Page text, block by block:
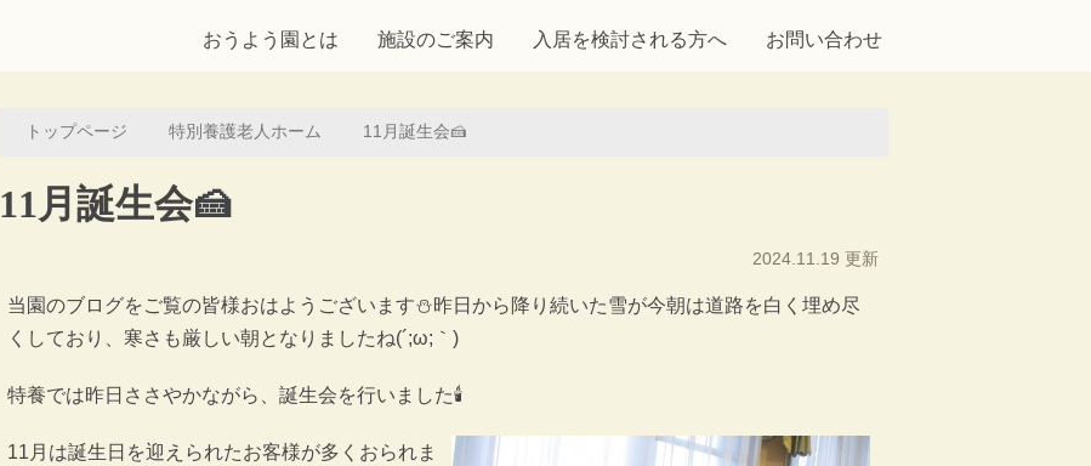
おうよう園とは 施設のご案内 入居を検討される方へ お問い合わせ
トップページ 特別養護老人ホーム 11月誕生会🍰
11月誕生会🍰
2024.11.19 更新
当園のブログをご覧の皆様おはようございます⛄昨日から降り続いた雪が今朝は道路を白く埋め尽
くしており、寒さも厳しい朝となりましたね(´;ω;｀)
特養では昨日ささやかながら、誕生会を行いました🕯
11月は誕生日を迎えられたお客様が多くおられま